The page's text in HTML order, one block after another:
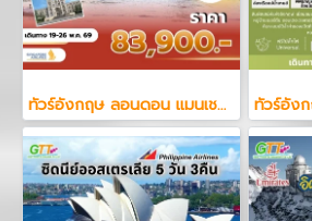
ทัวร์อังกฤษ ลอนดอน แมนเชสเตอร์ 8 วัน 5 คืน